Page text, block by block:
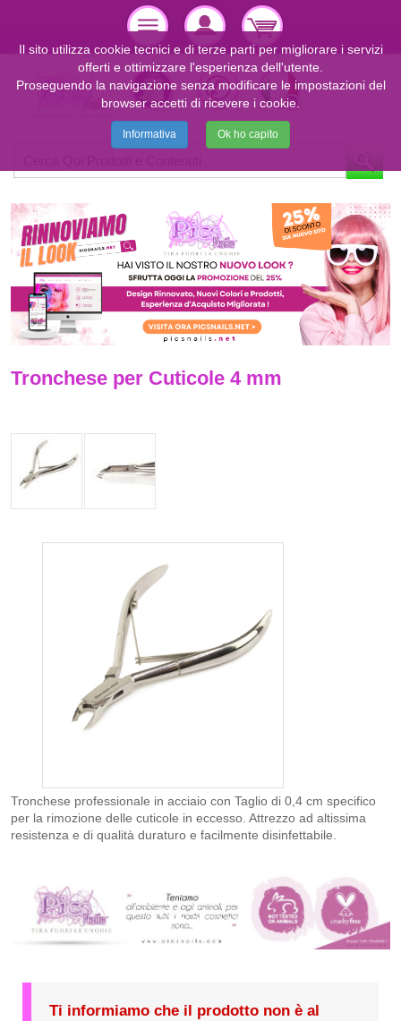
Tronchese per Cuticole 4 mm
Tronchese professionale in acciaio con Taglio di 0,4 cm specifico
per la rimozione delle cuticole in eccesso. Attrezzo ad altissima
resistenza e di qualità duraturo e facilmente disinfettabile.
Ti informiamo che il prodotto non è al
Il sito utilizza cookie tecnici e di terze parti per migliorare i servizi
offerti e ottimizzare l'esperienza dell'utente.
Proseguendo la navigazione senza modificare le impostazioni del
browser accetti di ricevere i cookie.
Informativa Ok ho capito